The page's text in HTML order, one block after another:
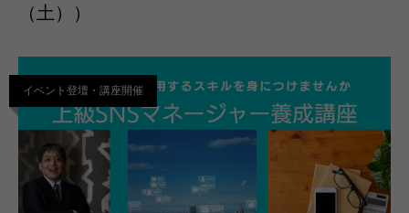
（土））
イベント登壇・講座開催